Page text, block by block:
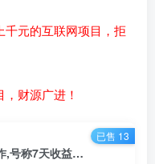
千元的互联网项目，拒
财源广进！
陌陌播剧赚钱玩法,新手小白也可操作,号称7天收益2000+
已售 13